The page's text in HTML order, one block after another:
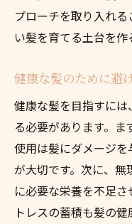
プローチを取り入れ
い髪を育てる土台を作
健康な髪のために避
健康な髪を目指すに
る必要があります。
使用は髪にダメージ
が大切です。次に、
に必要な栄養を不足
トレスの蓄積も髪の